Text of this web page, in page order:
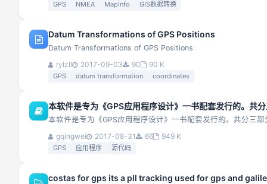
GPS NMEA MapInfo GIS数据转换
Datum Transformations of GPS Positions
Datum Transformations of GPS Positions
rylzll
2017-09-03 90 90 K
GPS datum transformation coordinates
本软件是专为《GPS应用程序设计》一书配套发行的。共
本软件是专为《GPS应用程序设计》一书配套发行的。共分三
gqingwei
2017-08-31 66 949 K
GPS 应用程序 源代码
costas for gps its a pll tracking used for gps and